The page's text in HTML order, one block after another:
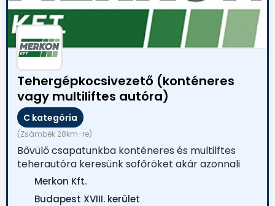
Tehergépkocsivezető (konténeres
vagy multiliftes autóra)
C kategória
(Zsámbék 28km-re)
Bővülő csapatunkba konténeres és multilftes
teherautóra keresünk sofőröket akár azonnali
kezdéssel! ...
Merkon Kft.
Budapest XVIII. kerület